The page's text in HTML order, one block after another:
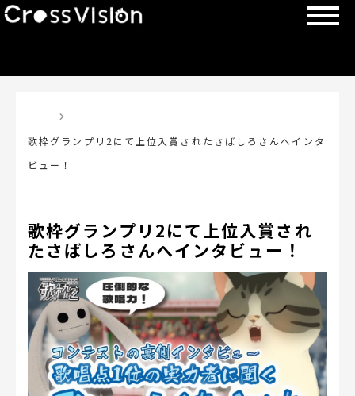
歌枠グランプリ2にて上位入賞されたさばしろさんへインタ
ビュー！
歌枠グランプリ2にて上位入賞され
たさばしろさんへインタビュー！